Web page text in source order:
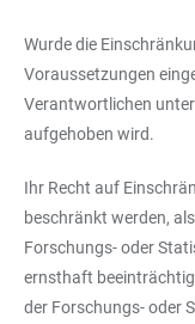
Wurde die
Voraussetzungen
Verantwortlichen
aufgehoben wird.
Ihr Recht auf
beschränkt werden,
Forschungs- oder
ernsthaft
der Forschungs- oder